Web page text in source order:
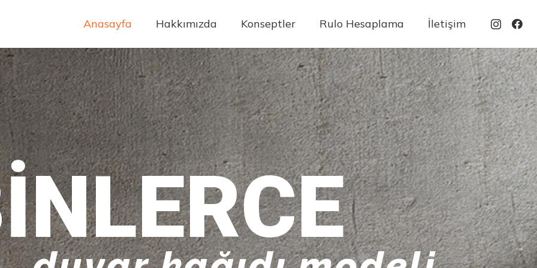
Anasayfa Hakkımızda Konseptler Rulo Hesaplama İletişim